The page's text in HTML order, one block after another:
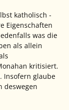
katholisch -
Eigenschaften
was die
als allein
kritisiert.
Insofern glaube
deswegen